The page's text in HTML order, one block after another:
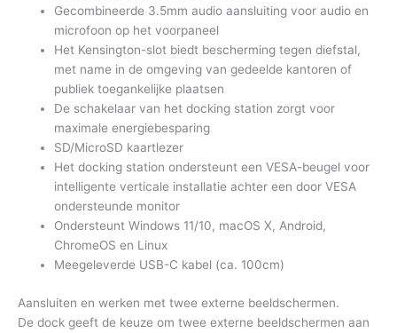
Gecombineerde 3.5mm audio aansluiting voor audio en
microfoon op het voorpaneel
Het Kensington-slot biedt bescherming tegen diefstal,
met name in de omgeving van gedeelde kantoren of
publiek toegankelijke plaatsen
De schakelaar van het docking station zorgt voor
maximale energiebesparing
SD/MicroSD kaartlezer
Het docking station ondersteunt een VESA-beugel voor
intelligente verticale installatie achter een door VESA
ondersteunde monitor
Ondersteunt Windows 11/10, macOS X, Android,
ChromeOS en Linux
Meegeleverde USB-C kabel (ca. 100cm)
Aansluiten en werken met twee externe beeldschermen.
De dock geeft de keuze om twee externe beeldschermen aan